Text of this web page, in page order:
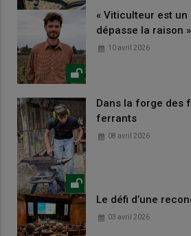
« Viticulteur est
dépasse la raison »
10 avril 2026
Dans la forge des
ferrants
08 avril 2026
Le défi d’une
03 avril 2026